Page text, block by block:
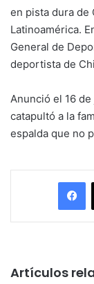
en pista dura de
Latinoamérica.
General de
deportista de
Anunció el 16
catapultó a la
espalda que no
Artículos